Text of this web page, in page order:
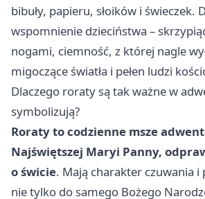
bibuły, papieru, słoików i świeczek.
wspomnienie dzieciństwa –
nogami, ciemność, z której nagle
migoczące światła i pełen ludzi
Dlaczego roraty są tak ważne w
symbolizują?
Roraty to codzienne msze
Najświętszej Maryi Panny,
o świcie. Mają charakter czuwania
nie tylko do samego Bożego